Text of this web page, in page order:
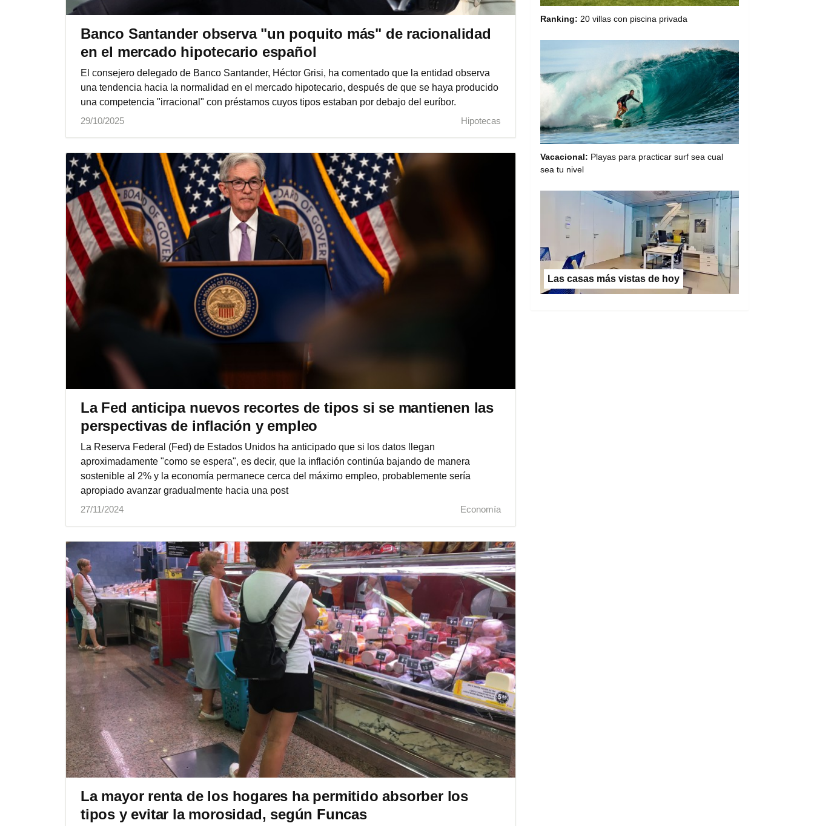
Banco Santander observa "un poquito más" de racionalidad
en el mercado hipotecario español
El consejero delegado de Banco Santander, Héctor Grisi, ha comentado que la entidad observa
una tendencia hacia la normalidad en el mercado hipotecario, después de que se haya producido
una competencia "irracional" con préstamos cuyos tipos estaban por debajo del euríbor.
29/10/2025
Hipotecas
La Fed anticipa nuevos recortes de tipos si se mantienen las
perspectivas de inflación y empleo
La Reserva Federal (Fed) de Estados Unidos ha anticipado que si los datos llegan
aproximadamente "como se espera", es decir, que la inflación continúa bajando de manera
sostenible al 2% y la economía permanece cerca del máximo empleo, probablemente sería
apropiado avanzar gradualmente hacia una post
27/11/2024
Economía
La mayor renta de los hogares ha permitido absorber los
tipos y evitar la morosidad, según Funcas
Ranking: 20 villas con piscina privada
Vacacional: Playas para practicar surf sea cual
sea tu nivel
Las casas más vistas de hoy